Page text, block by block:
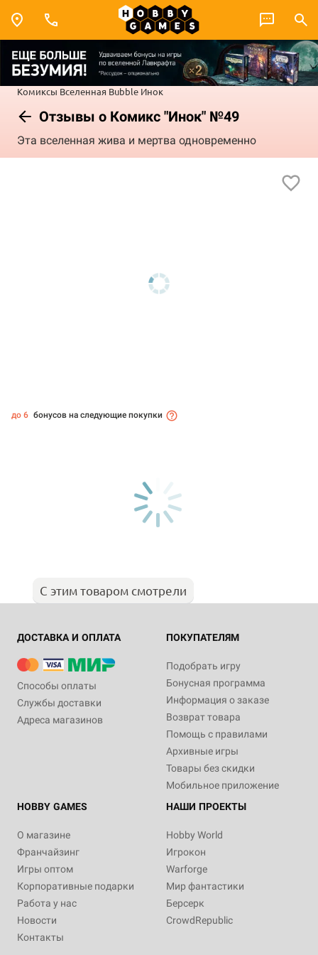
Комиксы Вселенная Bubble Инок
Отзывы о Комикс "Инок" №49
Эта вселенная жива и мертва одновременно
до 6 бонусов на следующие покупки
С этим товаром смотрели
ДОСТАВКА И ОПЛАТА
Способы оплаты
Службы доставки
Адреса магазинов
ПОКУПАТЕЛЯМ
Подобрать игру
Бонусная программа
Информация о заказе
Возврат товара
Помощь с правилами
Архивные игры
Товары без скидки
Мобильное приложение
HOBBY GAMES
О магазине
Франчайзинг
Игры оптом
Корпоративные подарки
Работа у нас
Новости
Контакты
НАШИ ПРОЕКТЫ
Hobby World
Игрокон
Warforge
Мир фантастики
Берсерк
CrowdRepublic